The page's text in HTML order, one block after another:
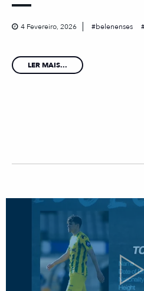
4 Fevereiro, 2026 belenenses
LER MAIS...